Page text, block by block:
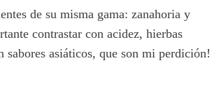
de su misma gama: zanahoria y
contrastar con acidez, hierbas
asiáticos, que son mi perdición!